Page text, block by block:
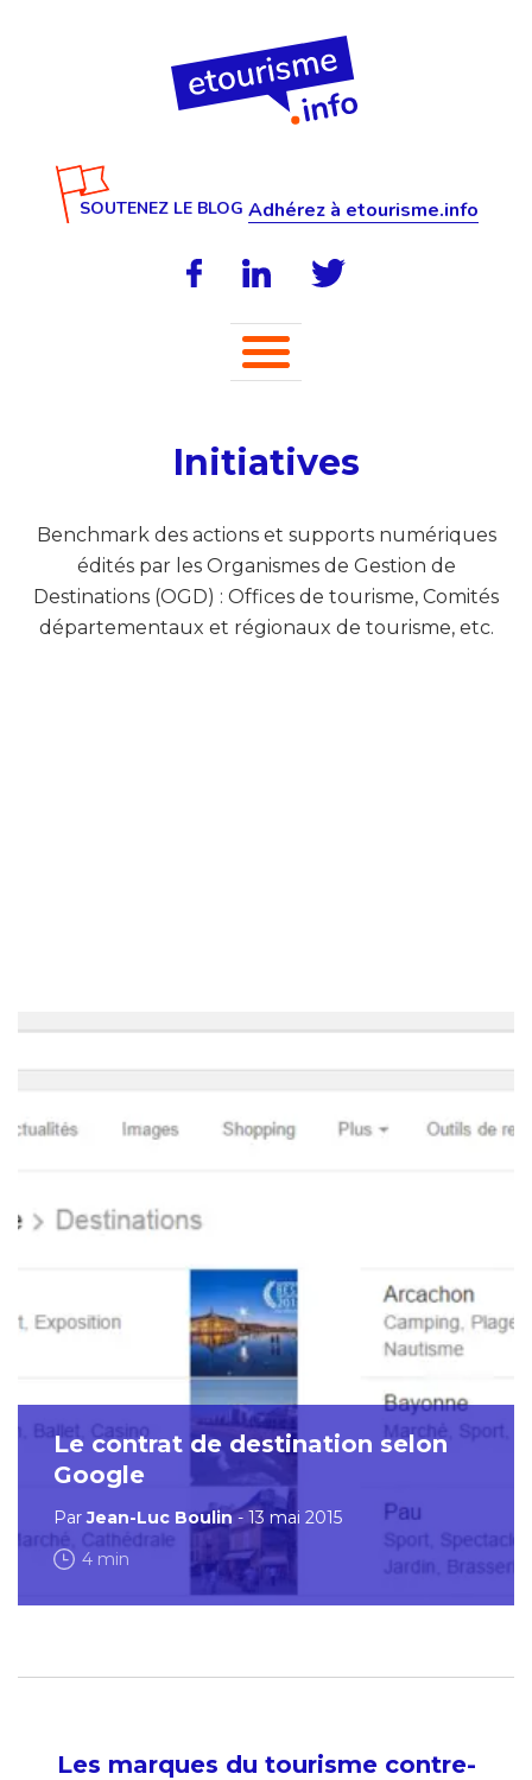
SOUTENEZ LE BLOG Adhérez à etourisme.info
Initiatives
Benchmark des actions et supports numériques
édités par les Organismes de Gestion de
Destinations (OGD) : Offices de tourisme, Comités
départementaux et régionaux de tourisme, etc.
Le contrat de destination selon
Google
ParJean-Luc Boulin- 13 mai 2015
4 min
Les marques du tourisme contre-